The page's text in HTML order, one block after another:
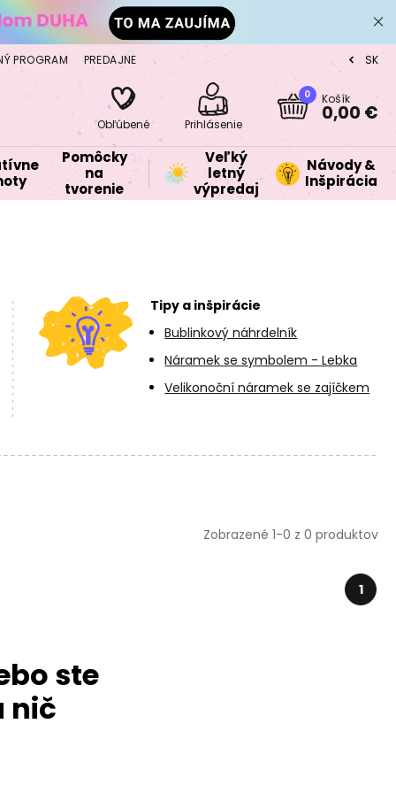
PROGRAM PREDAJNE CZ
SK
Obľúbené Prihlásenie
0 Košík
0,00 €
Pomôcky
na
tvorenie
Veľký
letný
výpredaj
Návody &
Inšpirácia
Tipy a inšpirácie
Bublinkový náhrdelník
Náramek se symbolem - Lebka
Velikonoční náramek se zajíčkem
Zobrazené 1-0 z 0 produktov
1
ste
nič